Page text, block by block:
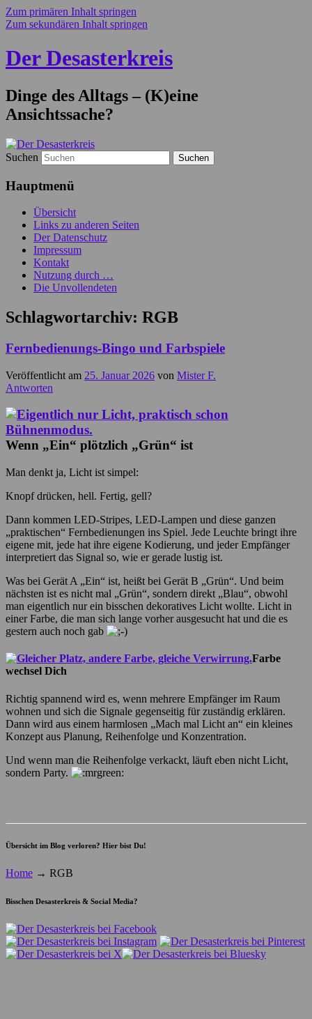
Zum primären Inhalt springen
Zum sekundären Inhalt springen
Der Desasterkreis
Dinge des Alltags – (K)eine
Ansichtssache?
Suchen
Hauptmenü
Übersicht
Links zu anderen Seiten
Der Datenschutz
Impressum
Kontakt
Nutzung durch …
Die Unvollendeten
Schlagwortarchiv: RGB
Fernbedienungs-Bingo und Farbspiele
Veröffentlicht am 25. Januar 2026 von Mister F.
Antworten
Wenn „Ein“ plötzlich „Grün“ ist
Man denkt ja, Licht ist simpel:
Knopf drücken, hell. Fertig, gell?
Dann kommen LED-Stripes, LED-Lampen und diese ganzen
„praktischen“ Fernbedienungen ins Spiel. Jede Leuchte bringt ihre
eigene mit, jede hat ihre eigene Kodierung, und jeder Empfänger
interpretiert das Signal so, wie er gerade lustig ist.
Was bei Gerät A „Ein“ ist, heißt bei Gerät B „Grün“. Und beim
nächsten ist es nicht mal „Grün“, sondern direkt „Blau“, obwohl
man eigentlich nur ein bisschen dekoratives Licht wollte. Licht in
einer Farbe, die man sich lange vorher ausgesucht hat und die es
gestern auch noch gab
Farbe
wechsel Dich
Richtig spannend wird es, wenn mehrere Empfänger im Raum
wohnen und sich die Signale gegenseitig für zuständig erklären.
Dann wird aus einem harmlosen „Mach mal Licht an“ ein kleines
Konzept aus Planung, Reihenfolge und Konzentration.
Und wenn man die Reihenfolge verkackt, läuft eben nicht Licht,
sondern Party.
Übersicht im Blog verloren? Hier bist Du!
Home → RGB
Bisschen Desasterkreis & Social Media?